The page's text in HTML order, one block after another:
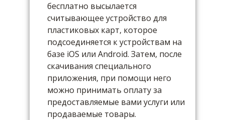
бесплатно высылается
считывающее устройство для
пластиковых карт, которое
подсоединяется к устройствам на
базе iOS или Android. Затем, после
скачивания специального
приложения, при помощи него
можно принимать оплату за
предоставляемые вами услуги или
продаваемые товары.